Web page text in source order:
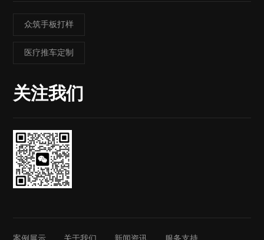
众筑手板打样
医疗推车定制
关注我们